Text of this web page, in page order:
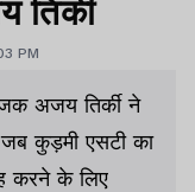
PM
अजय तिर्की ने
कुड़मी एसटी का
करने के लिए